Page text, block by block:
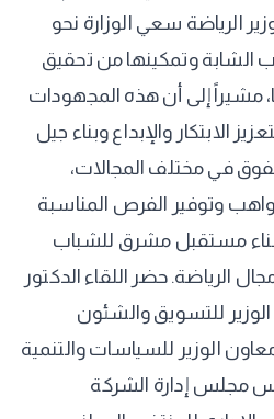
الرياضة سعي الوزارة نحو
الشابة وتمكينها من تحقيق
مشيراً إلى أن هذه المجهودات
الابتكار والإبداع وبناء جيل
في مختلف المجالات،
وتوفير الفرص المناسبة
بناء مستقبل مشرق للشباب
الرياضة. حضر اللقاء الدكتور
للتسويق والشئون
الوزير للسياسات والتنمية
مجلس إدارة الشركة